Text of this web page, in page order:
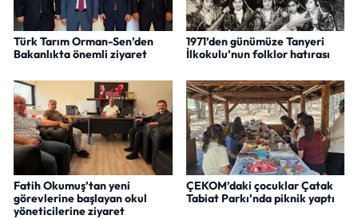
Türk Tarım Orman-Sen’den
Bakanlıkta önemli ziyaret
1971’den günümüze Tanyeri
İlkokulu’nun folklor hatırası
Fatih Okumuş’tan yeni
görevlerine başlayan okul
yöneticilerine ziyaret
ÇEKOM’daki çocuklar Çatak
Tabiat Parkı’nda piknik yaptı